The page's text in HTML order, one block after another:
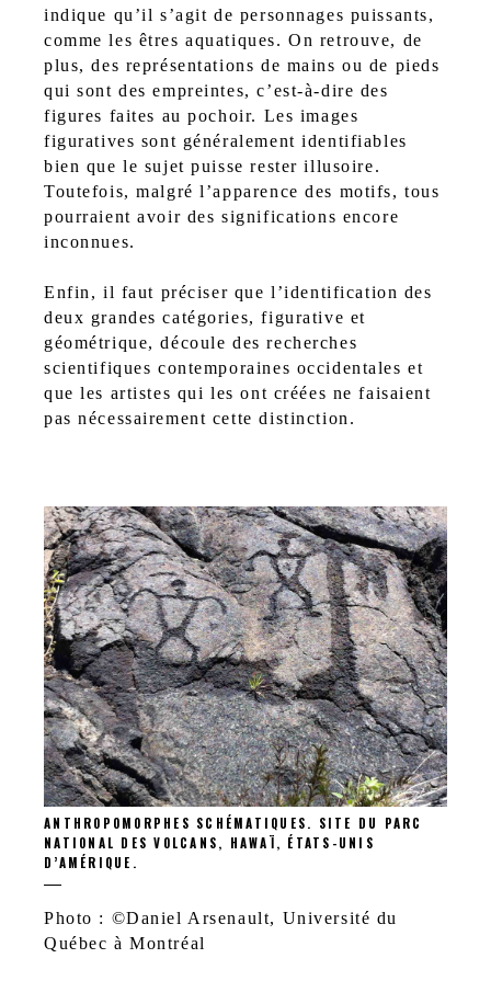
indique qu’il s’agit de personnages puissants,
comme les êtres aquatiques. On retrouve, de
plus, des représentations de mains ou de pieds
qui sont des empreintes, c’est-à-dire des
figures faites au pochoir. Les images
figuratives sont généralement identifiables
bien que le sujet puisse rester illusoire.
Toutefois, malgré l’apparence des motifs, tous
pourraient avoir des significations encore
inconnues.
Enfin, il faut préciser que l’identification des
deux grandes catégories, figurative et
géométrique, découle des recherches
scientifiques contemporaines occidentales et
que les artistes qui les ont créées ne faisaient
pas nécessairement cette distinction.
ANTHROPOMORPHES SCHÉMATIQUES. SITE DU PARC
NATIONAL DES VOLCANS, HAWAÏ, ÉTATS-UNIS
D’AMÉRIQUE.
Photo : ©Daniel Arsenault, Université du
Québec à Montréal